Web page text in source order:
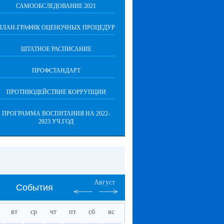
САМООБСЛЕДОВАНИЕ 2021
ГРАФИК ОЦЕНОЧНЫХ ПРОЦЕДУР
ШТАТНОЕ РАСПИСАНИЕ
ПРОФСТАНДАРТ
ПРОТИВОДЕЙСТВИЕ КОРРУПЦИИ
ПРОГРАММА ВОСПИТАНИЯ НА 2022-
2023 УЧ.ГОД
События
Август
вт ср чт пт сб вс